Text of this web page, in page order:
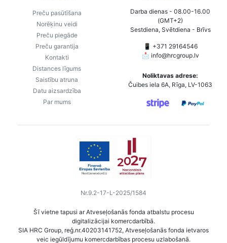
Preču pasūtīšana
Norēķinu veidi
Preču piegāde
Preču garantija
Kontakti
Distances līgums
Saistību atruna
Datu aizsardzība
Par mums
Darba dienas - 08.00-16.00
(GMT+2)
Sestdiena, Svētdiena - Brīvs
📱 +371 29164546
📩 info@hrcgroup.lv
Noliktavas adrese:
Čuibes iela 6A, Rīga, LV-1063
Nr.9.2-17-L-2025/1584
Šī vietne tapusi ar Atveseļošanās fonda atbalstu procesu
digitalizācijai komercdarbībā.
SIA HRC Group, reģ.nr.40203141752, Atveseļošanās fonda ietvaros
veic iegūldījumu komercdarbības procesu uzlabošanā.